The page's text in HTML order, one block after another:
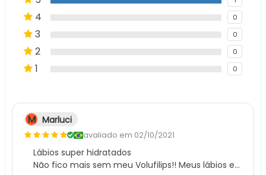
4 0
3 0
2 0
1 0
M Marluci
avaliado em 02/10/2021
Lábios super hidratados
Não fico mais sem meu Volufilips!! Meus lábios estavam sempre ressecados, e esse produto megaaaaa hidrata os lábios, além de dar aquela aumentadinha maravilhosa!!! Amei e super recomendo!!